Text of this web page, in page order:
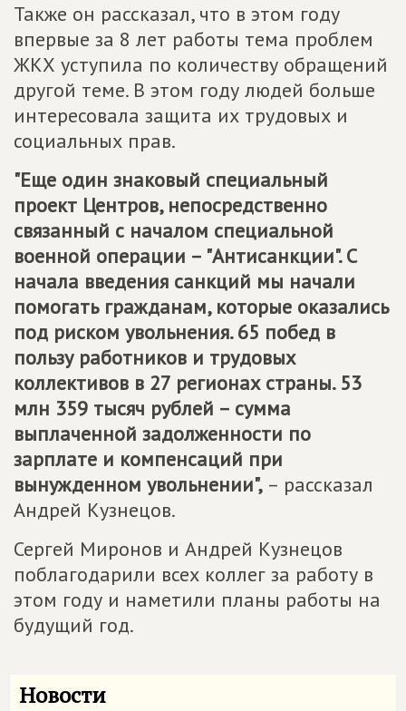
Также он рассказал, что в этом году
впервые за 8 лет работы тема проблем
ЖКХ уступила по количеству обращений
другой теме. В этом году людей больше
интересовала защита их трудовых и
социальных прав.
"Еще один знаковый специальный
проект Центров, непосредственно
связанный с началом специальной
военной операции – "Антисанкции". С
начала введения санкций мы начали
помогать гражданам, которые оказались
под риском увольнения. 65 побед в
пользу работников и трудовых
коллективов в 27 регионах страны. 53
млн 359 тысяч рублей – сумма
выплаченной задолженности по
зарплате и компенсаций при
вынужденном увольнении", – рассказал
Андрей Кузнецов.
Сергей Миронов и Андрей Кузнецов
поблагодарили всех коллег за работу в
этом году и наметили планы работы на
будущий год.
Новости